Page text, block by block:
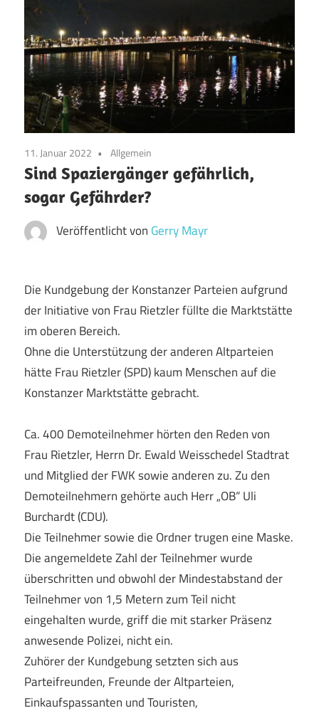
11. Januar 2022 Allgemein
Sind Spaziergänger gefährlich,
sogar Gefährder?
Veröffentlicht von Gerry Mayr
Die Kundgebung der Konstanzer Parteien aufgrund
der Initiative von Frau Rietzler füllte die Marktstätte
im oberen Bereich.
Ohne die Unterstützung der anderen Altparteien
hätte Frau Rietzler (SPD) kaum Menschen auf die
Konstanzer Marktstätte gebracht.
Ca. 400 Demoteilnehmer hörten den Reden von
Frau Rietzler, Herrn Dr. Ewald Weisschedel Stadtrat
und Mitglied der FWK sowie anderen zu. Zu den
Demoteilnehmern gehörte auch Herr „OB“ Uli
Burchardt (CDU).
Die Teilnehmer sowie die Ordner trugen eine Maske.
Die angemeldete Zahl der Teilnehmer wurde
überschritten und obwohl der Mindestabstand der
Teilnehmer von 1,5 Metern zum Teil nicht
eingehalten wurde, griff die mit starker Präsenz
anwesende Polizei, nicht ein.
Zuhörer der Kundgebung setzten sich aus
Parteifreunden, Freunde der Altparteien,
Einkaufspassanten und Touristen,